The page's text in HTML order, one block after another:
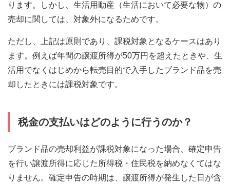
ります。しかし、生活用動産（生活において必要な物）の
売却に関しては、対象外になるためです。
ただし、上記は原則であり、課税対象となるケースはあり
ます。例えば年間の譲渡所得が50万円を超えたときや、生
活用でなくはじめから転売目的で入手したブランド品を売
却したときには課税対象です。
税金の支払いはどのように行うのか？
ブランド品の売却利益が課税対象になった場合、確定申告
を行い譲渡所得に応じた所得税・住民税を納めなくてはな
りません。確定申告の時期は、譲渡所得が発生した日が含